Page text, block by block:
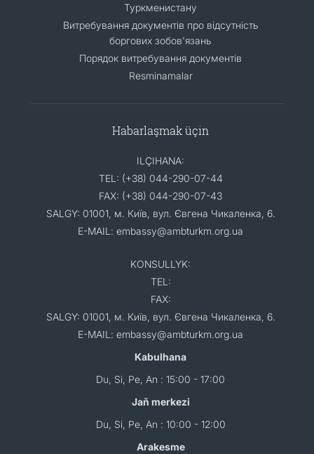
Туркменистану
Витребування документів про відсутність
боргових зобов'язань
Порядок витребування документів
Resminamalar
Habarlaşmak üçin
ILÇIHANA:
TEL: (+38) 044-290-07-44
FAX: (+38) 044-290-07-43
SALGY: 01001, м. Київ, вул. Євгена Чикаленка, 6.
E-MAIL: embassy@ambturkm.org.ua
KONSULLYK:
TEL:
FAX:
SALGY: 01001, м. Київ, вул. Євгена Чикаленка, 6.
E-MAIL: embassy@ambturkm.org.ua
Kabulhana
Du, Si, Pe, An : 15:00 - 17:00
Jaň merkezi
Du, Si, Pe, An : 10:00 - 12:00
Arakesme